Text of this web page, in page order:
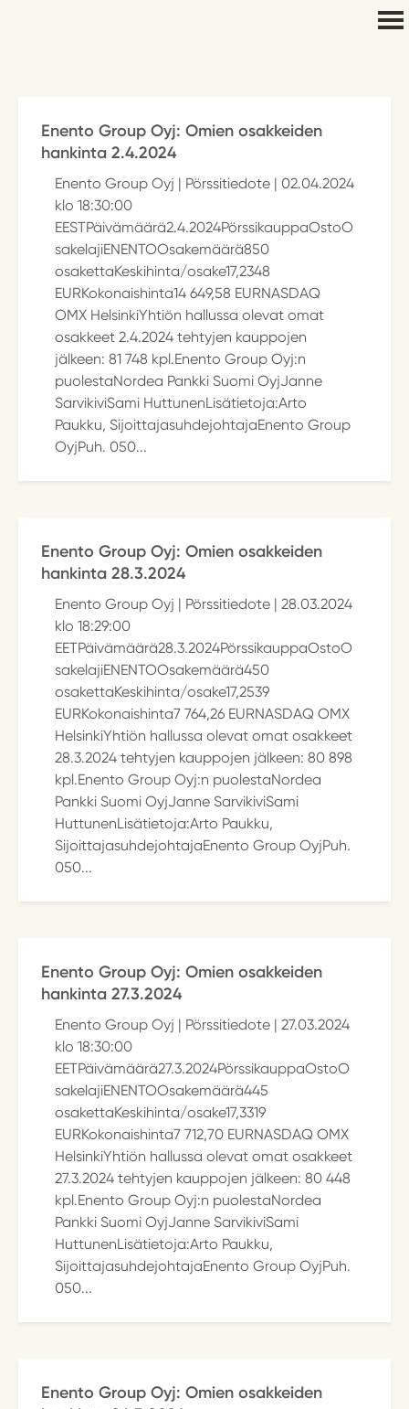
Enento Group Oyj: Omien osakkeiden
hankinta 2.4.2024
Enento Group Oyj | Pörssitiedote | 02.04.2024
klo 18:30:00
EESTPäivämäärä2.4.2024PörssikauppaOstoO
sakelajiENENTOOsakemäärä850
osakettaKeskihinta/osake17,2348
EURKokonaishinta14 649,58 EURNASDAQ
OMX HelsinkiYhtiön hallussa olevat omat
osakkeet 2.4.2024 tehtyjen kauppojen
jälkeen: 81 748 kpl.Enento Group Oyj:n
puolestaNordea Pankki Suomi OyjJanne
SarvikiviSami HuttunenLisätietoja:Arto
Paukku, SijoittajasuhdejohtajaEnento Group
OyjPuh. 050...
Enento Group Oyj: Omien osakkeiden
hankinta 28.3.2024
Enento Group Oyj | Pörssitiedote | 28.03.2024
klo 18:29:00
EETPäivämäärä28.3.2024PörssikauppaOstoO
sakelajiENENTOOsakemäärä450
osakettaKeskihinta/osake17,2539
EURKokonaishinta7 764,26 EURNASDAQ OMX
HelsinkiYhtiön hallussa olevat omat osakkeet
28.3.2024 tehtyjen kauppojen jälkeen: 80 898
kpl.Enento Group Oyj:n puolestaNordea
Pankki Suomi OyjJanne SarvikiviSami
HuttunenLisätietoja:Arto Paukku,
SijoittajasuhdejohtajaEnento Group OyjPuh.
050...
Enento Group Oyj: Omien osakkeiden
hankinta 27.3.2024
Enento Group Oyj | Pörssitiedote | 27.03.2024
klo 18:30:00
EETPäivämäärä27.3.2024PörssikauppaOstoO
sakelajiENENTOOsakemäärä445
osakettaKeskihinta/osake17,3319
EURKokonaishinta7 712,70 EURNASDAQ OMX
HelsinkiYhtiön hallussa olevat omat osakkeet
27.3.2024 tehtyjen kauppojen jälkeen: 80 448
kpl.Enento Group Oyj:n puolestaNordea
Pankki Suomi OyjJanne SarvikiviSami
HuttunenLisätietoja:Arto Paukku,
SijoittajasuhdejohtajaEnento Group OyjPuh.
050...
Enento Group Oyj: Omien osakkeiden